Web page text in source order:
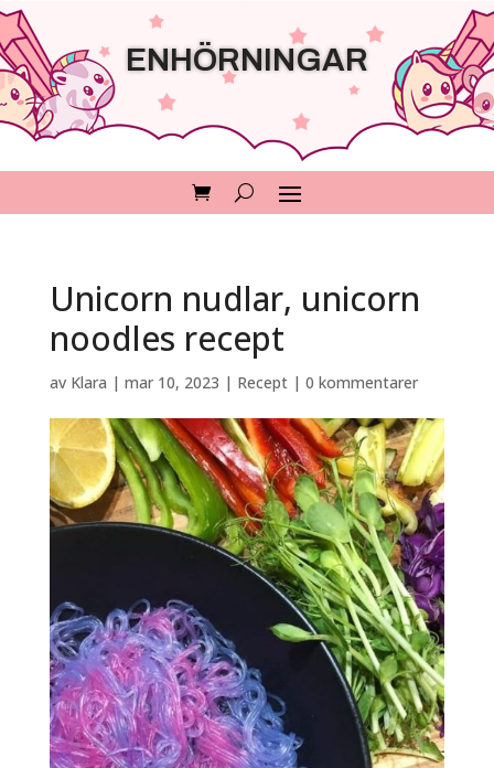
ENHÖRNINGAR
Unicorn nudlar, unicorn
noodles recept
av Klara | mar 10, 2023 | Recept| 0 kommentarer